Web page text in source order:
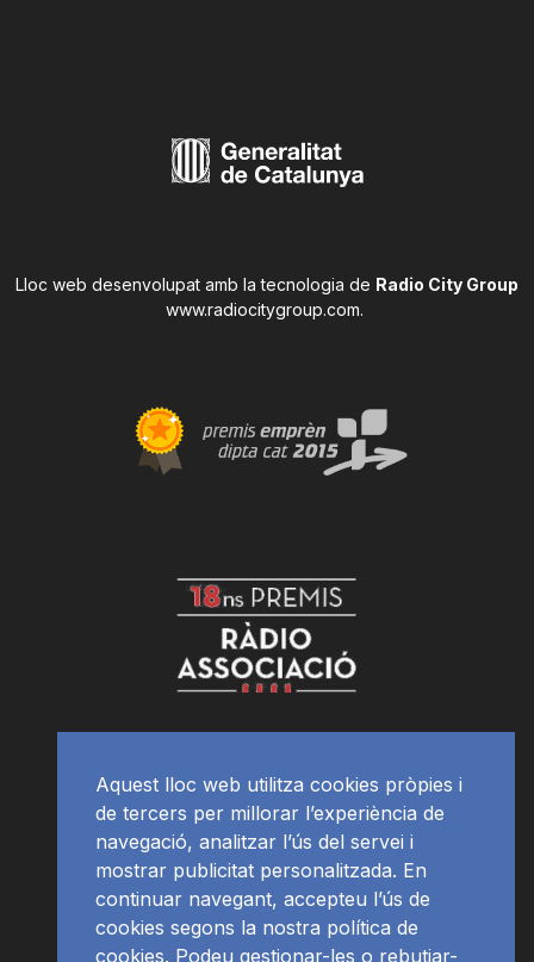
Lloc web desenvolupat amb la tecnologia de Radio City Group
www.radiocitygroup.com.
Aquest lloc web utilitza cookies pròpies i
de tercers per millorar l’experiència de
navegació, analitzar l’ús del servei i
mostrar publicitat personalitzada. En
continuar navegant, accepteu l’ús de
cookies segons la nostra política de
cookies. Podeu gestionar-les o rebutjar-